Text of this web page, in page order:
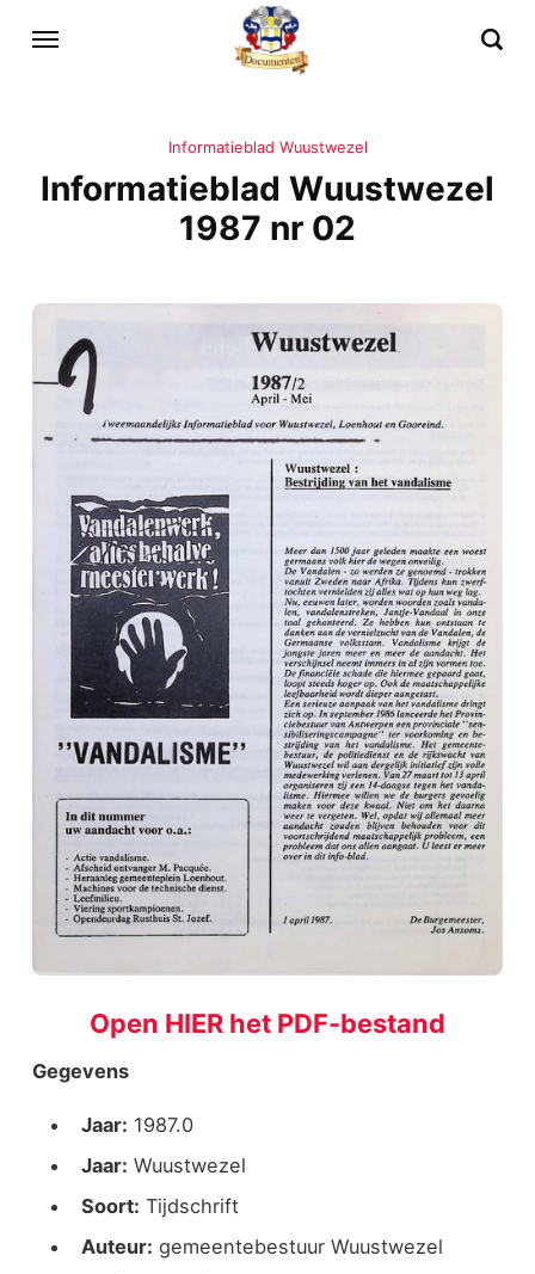
Informatieblad Wuustwezel
Informatieblad Wuustwezel
1987 nr 02
Open HIER het PDF-bestand
Gegevens
Jaar: 1987.0
Jaar: Wuustwezel
Soort: Tijdschrift
Auteur: gemeentebestuur Wuustwezel